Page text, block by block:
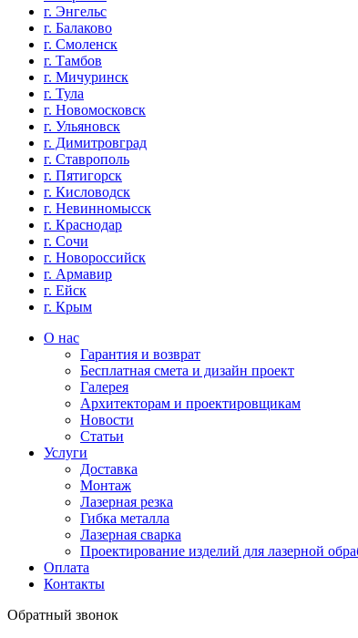
г. Энгельс
г. Балаково
г. Смоленск
г. Тамбов
г. Мичуринск
г. Тула
г. Новомосковск
г. Ульяновск
г. Димитровград
г. Ставрополь
г. Пятигорск
г. Кисловодск
г. Невинномысск
г. Краснодар
г. Сочи
г. Новороссийск
г. Армавир
г. Ейск
г. Крым
О нас
Гарантия и возврат
Бесплатная смета и дизайн проект
Галерея
Архитекторам и проектировщикам
Новости
Статьи
Услуги
Доставка
Монтаж
Лазерная резка
Гибка металла
Лазерная сварка
Проектирование изделий для лазерной
Оплата
Контакты
Обратный звонок